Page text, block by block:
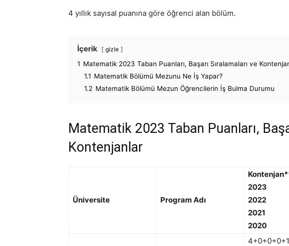
4 yıllık sayısal puanına göre öğrenci alan bölüm.
İçerik gizle
1 Matematik 2023 Taban Puanları, Başarı Sıralamaları ve
1.1 Matematik Bölümü Mezunu Ne İş Yapar?
1.2 Matematik Bölümü Mezun Öğrencilerin İş Bulma Durumu
Matematik 2023 Taban Puanları,
Kontenjanlar
Üniversite Program Adı
2023
2022
2021
2020
4+0+0+0+1